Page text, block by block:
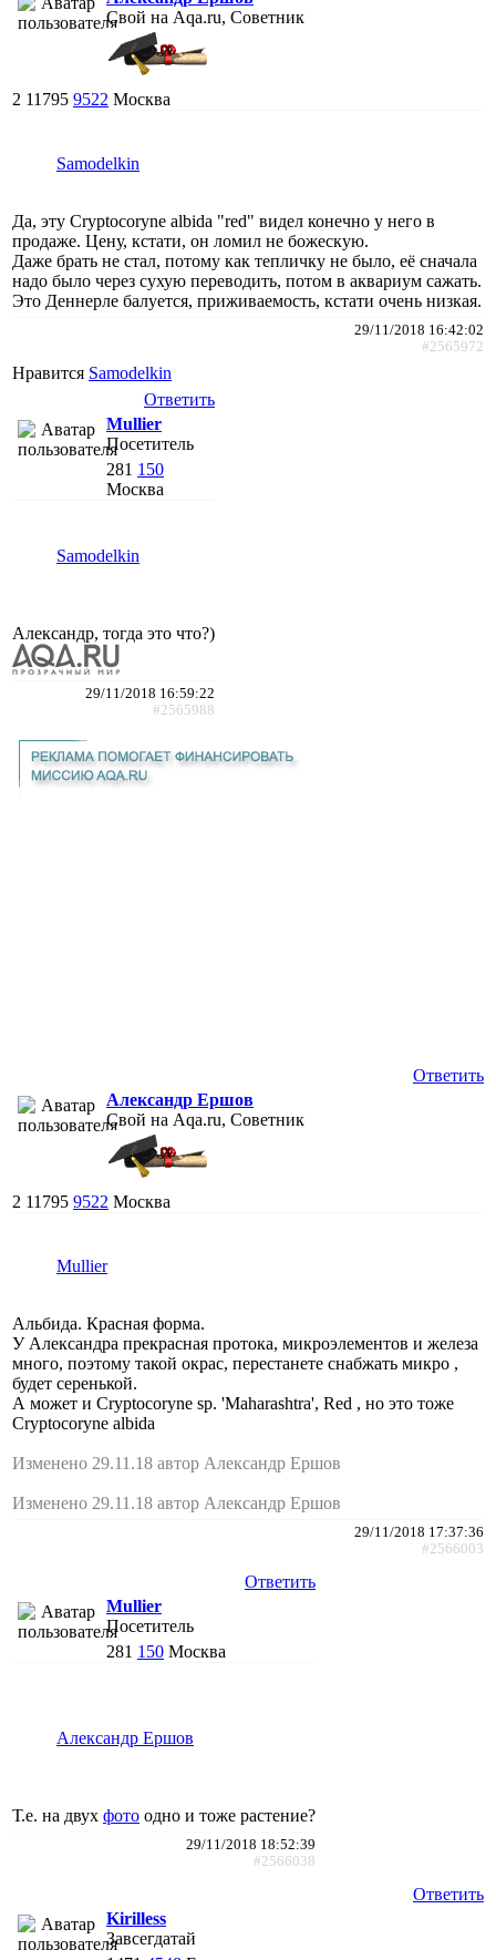
Свой на Aqa.ru, Советник
2 11795 9522 Москва
Samodelkin
Да, эту Cryptocoryne albida "red" видел конечно у него в
продаже. Цену, кстати, он ломил не божескую.
Даже брать не стал, потому как тепличку не было, её сначала
надо было через сухую переводить, потом в аквариум сажать.
Это Деннерле балуется, приживаемость, кстати очень низкая.
29/11/2018 16:42:02
#2565972
Нравится Samodelkin
Ответить
Mullier
Посетитель
281 150
Москва
Samodelkin
Александр, тогда это что?)
29/11/2018 16:59:22
#2565988
Ответить
Александр Ершов
Свой на Aqa.ru, Советник
2 11795 9522 Москва
Mullier
Альбида. Красная форма.
У Александра прекрасная протока, микроэлементов и железа
много, поэтому такой окрас, перестанете снабжать микро ,
будет серенькой.
А может и Cryptocoryne sp. 'Maharashtra', Red , но это тоже
Cryptocoryne albida
Изменено 29.11.18 автор Александр Ершов
Изменено 29.11.18 автор Александр Ершов
29/11/2018 17:37:36
#2566003
Ответить
Mullier
Посетитель
281 150 Москва
Александр Ершов
Т.е. на двух фото одно и тоже растение?
29/11/2018 18:52:39
#2566038
Ответить
Kirilless
Завсегдатай